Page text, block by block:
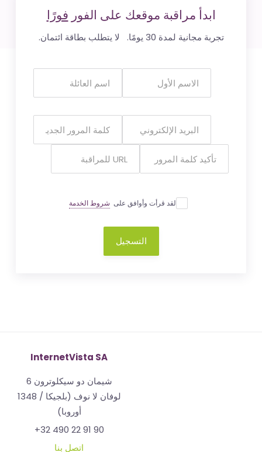
ابدأ مراقبة موقعك على الفورفورًا
تجربة مجانية لمدة 30 يومًا. لا يتطلب بطاقة ائتمان.
لقد قرأت وأوافق علىشروط الخدمة
التسجيل
InternetVista SA
شيمان دو سيكلوترون 6
1348 لوفان لا نوف (بلجيكا /
أوروبا)
+32 490 22 91 90
اتصل بنا